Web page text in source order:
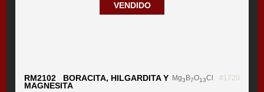
VENDIDO
RM2102 BORACITA, HILGARDITA Y
MAGNESITA
Mg3 B7O13Cl #1720